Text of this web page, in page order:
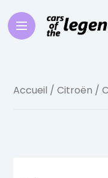
Accueil /Citroën /